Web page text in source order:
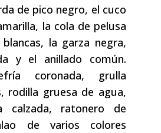
de pico negro, el cuco
la cola de pelusa
la garza negra,
y el anillado común.
coronada, grulla
rodilla gruesa de agua,
calzada, ratonero de
de varios colores